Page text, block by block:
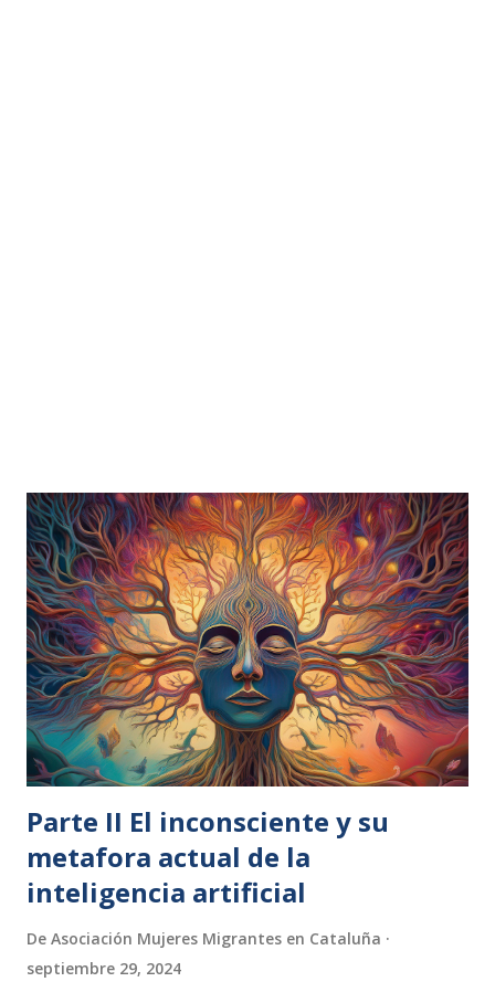
Parte II El inconsciente y su
metafora actual de la
inteligencia artificial
De Asociación Mujeres Migrantes en Cataluña
septiembre 29, 2024